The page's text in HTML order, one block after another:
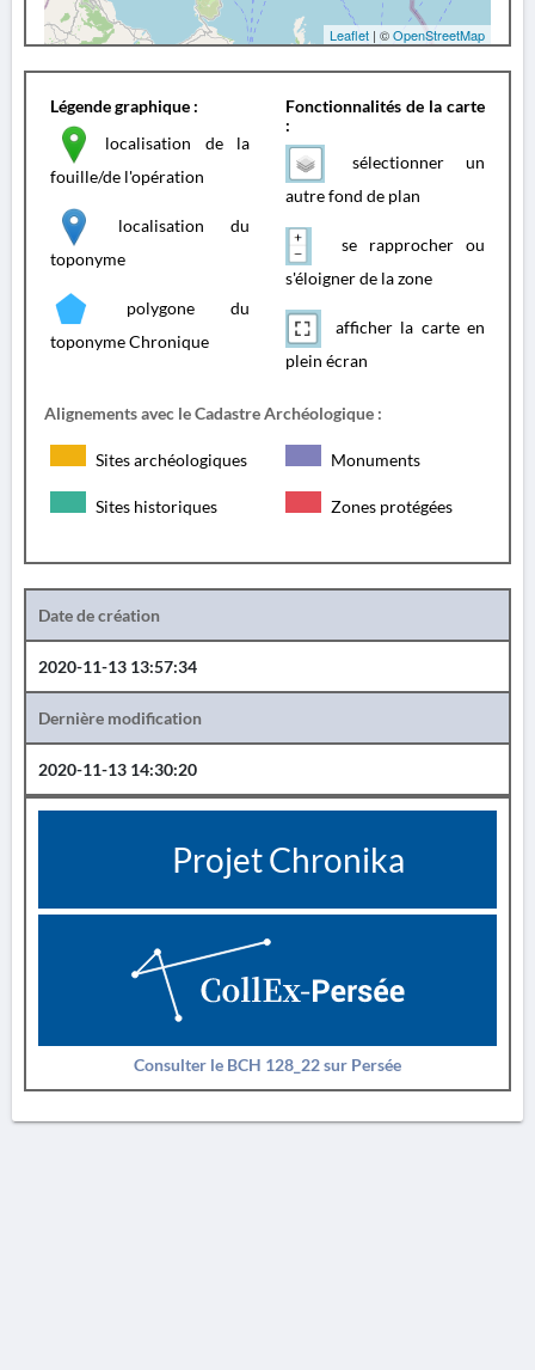
Leaflet | ©OpenStreetMap
Légende graphique :
localisation de la
fouille/de l'opération
localisation du
toponyme
polygone du
toponyme Chronique
Fonctionnalités de la carte
:
sélectionner un
autre fond de plan
se rapprocher ou
s'éloigner de la zone
afficher la carte en
plein écran
Alignements avec le Cadastre Archéologique :
Sites archéologiques Monuments
Sites historiques Zones protégées
Date de création
2020-11-13 13:57:34
Dernière modification
2020-11-13 14:30:20
Projet Chronika
Consulter le BCH 128_22 sur Persée